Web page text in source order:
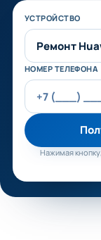
Не заполняйте
УСТРОЙСТВО
НОМЕР ТЕЛЕФОНА
Нажимая